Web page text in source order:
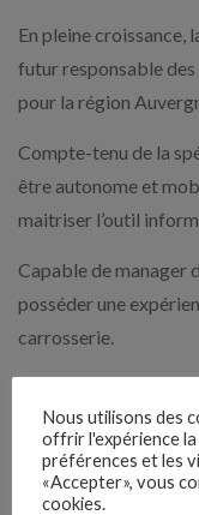
En pleine croissance,
futur responsable
pour la région
Compte-tenu de la
être autonome et
maitriser l’outil
Capable de manager
posséder une
carrosserie.
rendez-vous
Nous utilisons des
offrir l'expérience
préférences et les
«Accepter», vous
cookies.